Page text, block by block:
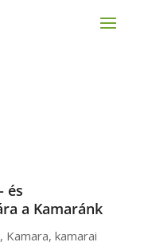
és
a Kamaránk
, Kamara, kamarai